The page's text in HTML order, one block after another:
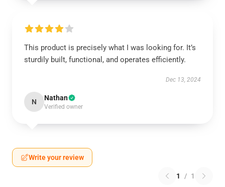
This product is precisely what I was looking for. It’s
sturdily built, functional, and operates efficiently.
Dec 13, 2024
N Nathan
Verified owner
Write your review
1 / 1